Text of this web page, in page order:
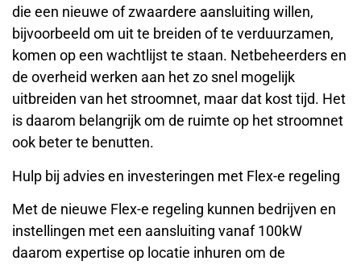
die een nieuwe of zwaardere aansluiting willen,
bijvoorbeeld om uit te breiden of te verduurzamen,
komen op een wachtlijst te staan. Netbeheerders en
de overheid werken aan het zo snel mogelijk
uitbreiden van het stroomnet, maar dat kost tijd. Het
is daarom belangrijk om de ruimte op het stroomnet
ook beter te benutten.
Hulp bij advies en investeringen met Flex-e regeling
Met de nieuwe Flex-e regeling kunnen bedrijven en
instellingen met een aansluiting vanaf 100kW
daarom expertise op locatie inhuren om de